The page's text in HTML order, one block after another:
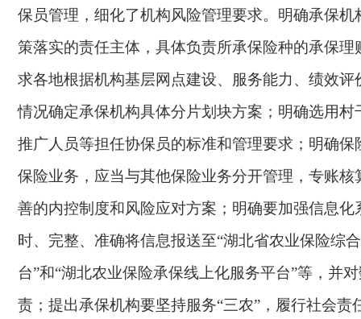
保员管理，细化了机构风险管理要求。明确承保机
策落实的责任主体，具体负责所承保险种的承保理
求各地根据机构基层网点建设、服务能力、绩效评
情况确定承保机构具体分片划块方案；明确选用村
推广人员等担任协保员的标准和管理要求；明确保
保险业务，应当与其他保险业务分开管理，专账核
善的内控制度和风险应对方案；明确要加强信息化
时、完整、准确将信息报送至“湖北省农业保险综
台”和“湖北农业保险承保线上化服务平台”等，并
责；提出承保机构要坚持服务“三农”，履行社会责